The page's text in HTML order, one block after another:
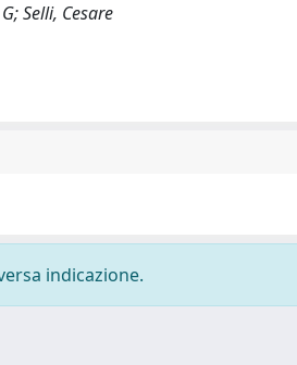
Selli, Cesare
indicazione.